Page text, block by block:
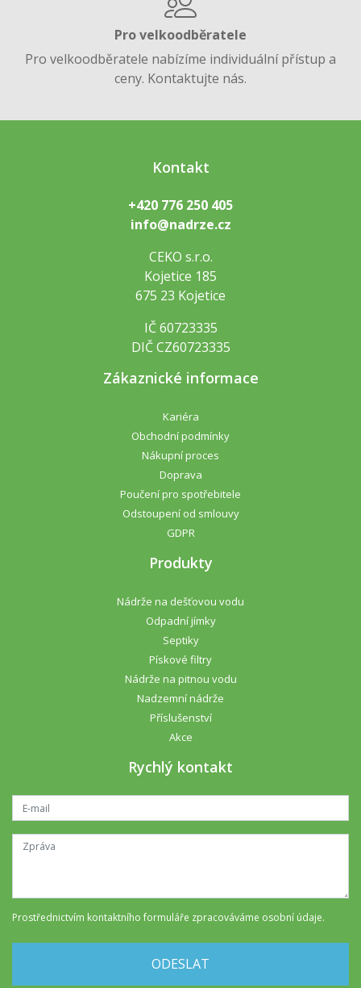
Pro velkoodběratele
Pro velkoodběratele nabízíme individuální přístup a
ceny. Kontaktujte nás.
Kontakt
+420 776 250 405
info@nadrze.cz
CEKO s.r.o.
Kojetice 185
675 23 Kojetice
IČ 60723335
DIČ CZ60723335
Zákaznické informace
Kariéra
Obchodní podmínky
Nákupní proces
Doprava
Poučení pro spotřebitele
Odstoupení od smlouvy
GDPR
Produkty
Nádrže na dešťovou vodu
Odpadní jímky
Septiky
Pískové filtry
Nádrže na pitnou vodu
Nadzemní nádrže
Příslušenství
Akce
Rychlý kontakt
Prostřednictvím kontaktního formuláře zpracováváme osobní údaje.
ODESLAT